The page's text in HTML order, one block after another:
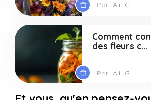
Par Ali.LG
Comment
des fleurs c...
Par Ali.LG